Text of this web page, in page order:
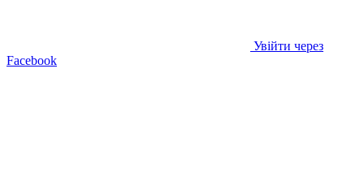
Увійти через
Facebook